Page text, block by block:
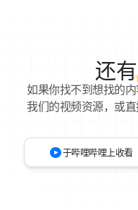
还有
如果你找不到想找的
我们的视频资源，或
于哔哩哔哩上收看